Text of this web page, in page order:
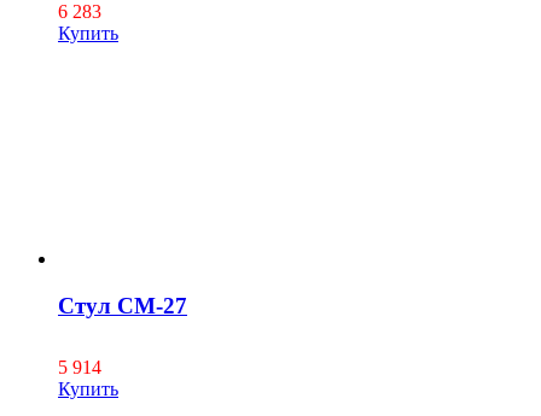
6 283
Купить
Стул СМ-27
5 914
Купить